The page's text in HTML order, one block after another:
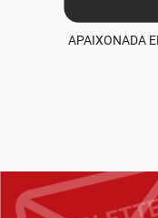
APAIXONADA